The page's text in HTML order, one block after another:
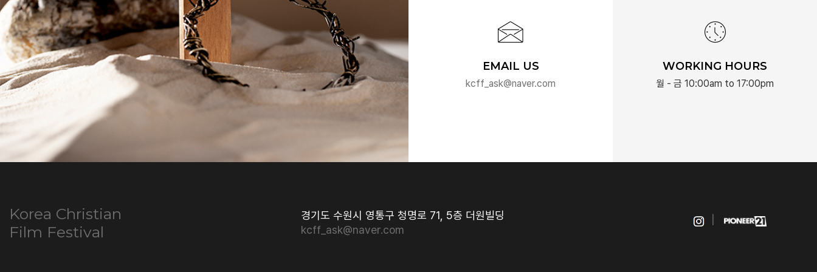
EMAIL US
kcff_ask@naver.com
WORKING HOURS
월 - 금 10:00am to 17:00pm
Korea Christian
Film Festival
경기도 수원시 영통구 청명로 71, 5층 더원빌딩
kcff_ask@naver.com